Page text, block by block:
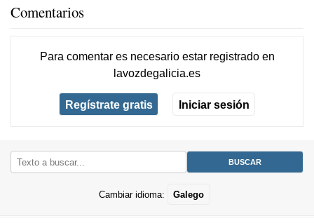
Comentarios
Para comentar es necesario estar registradoen
lavozdegalicia.es
Regístrate gratis Iniciar sesión
Cambiar idioma: Galego